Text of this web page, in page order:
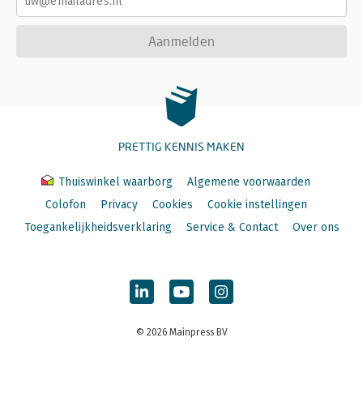
Aanmelden
PRETTIG KENNIS MAKEN
Thuiswinkel waarborg
Algemene voorwaarden
Colofon
Privacy Cookies
Cookie instellingen
Toegankelijkheidsverklaring
Service & Contact Over ons
© 2026 Mainpress BV